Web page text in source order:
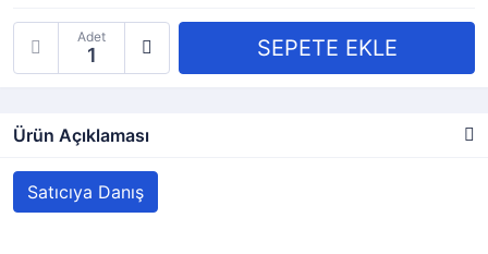
Adet
Ürün Açıklaması
Satıcıya Danış